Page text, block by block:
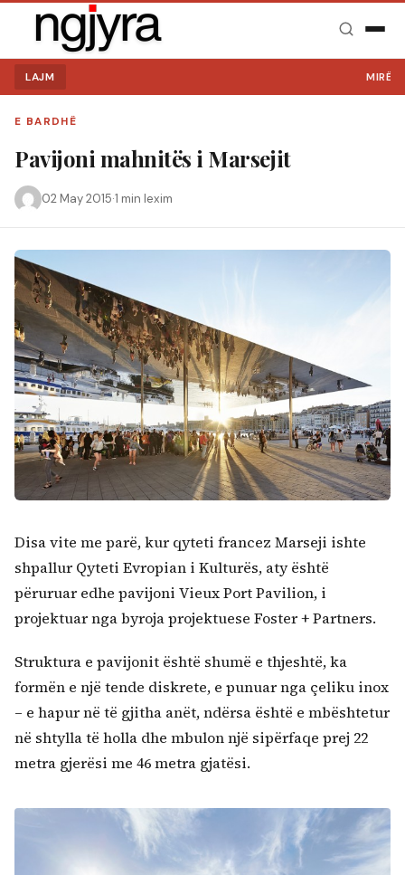
LAJM MIRË SE
E BARDHË
Pavijoni mahnitës i Marsejit
02 May 2015·1 min lexim
Disa vite me parë, kur qyteti francez Marseji ishte
shpallur Qyteti Evropian i Kulturës, aty është
përuruar edhe pavijoni Vieux Port Pavilion, i
projektuar nga byroja projektuese Foster + Partners.
Struktura e pavijonit është shumë e thjeshtë, ka
formën e një tende diskrete, e punuar nga çeliku inox
– e hapur në të gjitha anët, ndërsa është e mbështetur
në shtylla të holla dhe mbulon një sipërfaqe prej 22
metra gjerësi me 46 metra gjatësi.